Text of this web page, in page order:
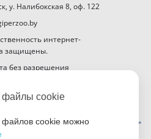
у. Налибокская 8, оф. 122
интернет-
защищены.
без разрешения
файлы cookie
файлов cookie можно